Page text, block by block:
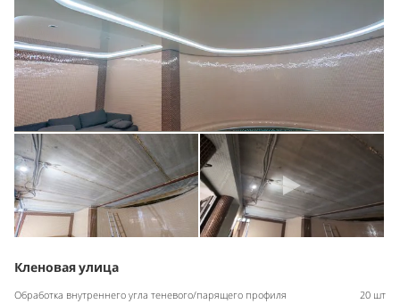
Кленовая улица
Обработка внутреннего угла теневого/парящего профиля
20 шт